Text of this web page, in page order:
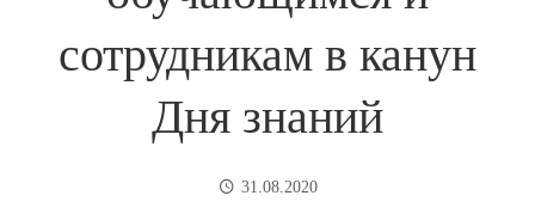
сотрудникам в канун
Дня знаний
31.08.2020